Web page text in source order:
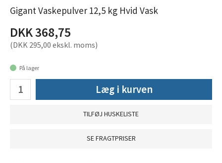
Gigant Vaskepulver 12,5 kg Hvid Vask
DKK 368,75
(DKK 295,00 ekskl. moms)
På lager
Læg i kurven
TILFØJ HUSKELISTE
SE FRAGTPRISER